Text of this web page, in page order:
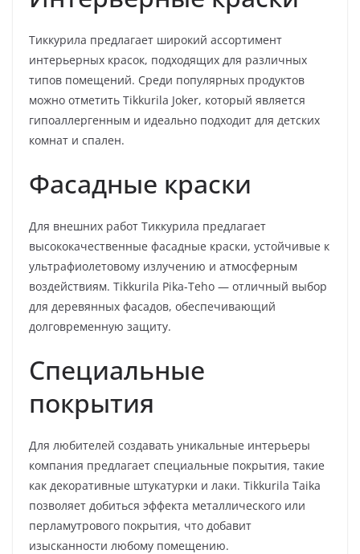
Тиккурила предлагает широкий ассортимент
интерьерных красок, подходящих для различных
типов помещений. Среди популярных продуктов
можно отметить Tikkurila Joker, который является
гипоаллергенным и идеально подходит для детских
комнат и спален.
Фасадные краски
Для внешних работ Тиккурила предлагает
высококачественные фасадные краски, устойчивые к
ультрафиолетовому излучению и атмосферным
воздействиям. Tikkurila Pika-Teho — отличный выбор
для деревянных фасадов, обеспечивающий
долговременную защиту.
Специальные
покрытия
Для любителей создавать уникальные интерьеры
компания предлагает специальные покрытия, такие
как декоративные штукатурки и лаки. Tikkurila Taika
позволяет добиться эффекта металлического или
перламутрового покрытия, что добавит
изысканности любому помещению.